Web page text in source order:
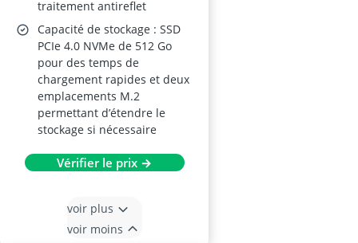
traitement antireflet
Capacité de stockage : SSD
PCIe 4.0 NVMe de 512 Go
pour des temps de
chargement rapides et deux
emplacements M.2
permettant d’étendre le
stockage si nécessaire
Vérifier le prix →
voir plus
voir moins